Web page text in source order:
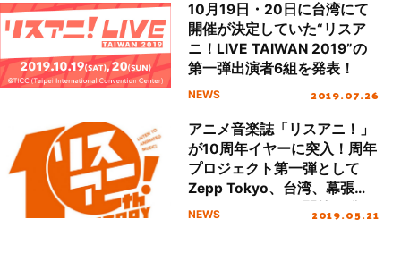
10月19日・20日に台湾にて
開催が決定していた“リスア
ニ！LIVE TAIWAN 2019”の
第一弾出演者6組を発表！
NEWS 2019.07.26
アニメ音楽誌「リスアニ！」
が10周年イヤーに突入！周年
プロジェクト第一弾として
Zepp Tokyo、台湾、幕張メ
ッセでのイベント開催を発
NEWS 2019.05.21